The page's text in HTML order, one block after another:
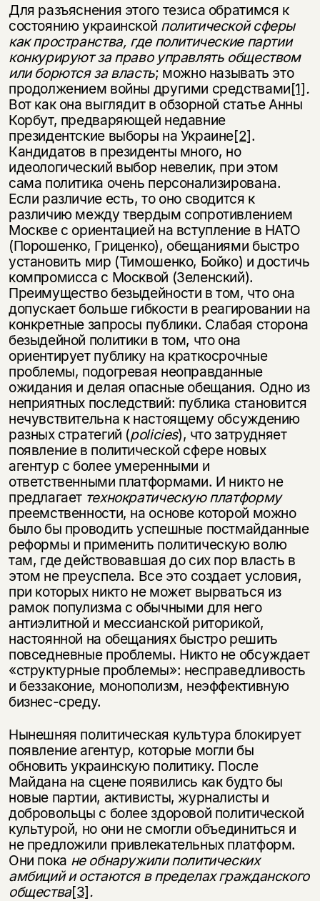
Для разъяснения этого тезиса обратимся к
состоянию украинской политической сферы
как пространства, где политические партии
конкурируют за право управлять обществом
или борются за власть; можно называть это
продолжением войны другими средствами[1].
Вот как она выглядит в обзорной статье Анны
Корбут, предваряющей недавние
президентские выборы на Украине[2].
Кандидатов в президенты много, но
идеологический выбор невелик, при этом
сама политика очень персонализирована.
Если различие есть, то оно сводится к
различию между твердым сопротивлением
Москве с ориентацией на вступление в НАТО
(Порошенко, Гриценко), обещаниями быстро
установить мир (Тимошенко, Бойко) и достичь
компромисса с Москвой (Зеленский).
Преимущество безыдейности в том, что она
допускает больше гибкости в реагировании на
конкретные запросы публики. Слабая сторона
безыдейной политики в том, что она
ориентирует публику на краткосрочные
проблемы, подогревая неоправданные
ожидания и делая опасные обещания. Одно из
неприятных последствий: публика становится
нечувствительна к настоящему обсуждению
разных стратегий (policies), что затрудняет
появление в политической сфере новых
агентур с более умеренными и
ответственными платформами. И никто не
предлагает технократическую платформу
преемственности, на основе которой можно
было бы проводить успешные постмайданные
реформы и применить политическую волю
там, где действовавшая до сих пор власть в
этом не преуспела. Все это создает условия,
при которых никто не может вырваться из
рамок популизма с обычными для него
антиэлитной и мессианской риторикой,
настоянной на обещаниях быстро решить
повседневные проблемы. Никто не обсуждает
«структурные проблемы»: несправедливость
и беззаконие, монополизм, неэффективную
бизнес-среду.
Нынешняя политическая культура блокирует
появление агентур, которые могли бы
обновить украинскую политику. После
Майдана на сцене появились как будто бы
новые партии, активисты, журналисты и
добровольцы с более здоровой политической
культурой, но они не смогли объединиться и
не предложили привлекательных платформ.
Они пока не обнаружили политических
амбиций и остаются в пределах гражданского
общества[3].